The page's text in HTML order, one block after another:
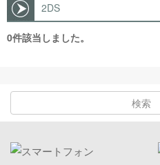
2DS
0件該当しました。
検索